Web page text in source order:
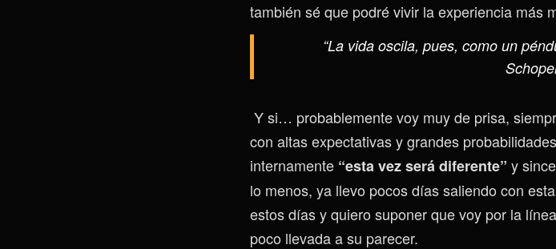
también sé que podré vivir la experiencia más
“La vida oscila, pues, como un
Y si… probablemente voy muy de prisa,
con altas expectativas y grandes
internamente “esta vez será diferente” y
lo menos, ya llevo pocos días saliendo con
estos días y quiero suponer que voy por la
poco llevada a su parecer.